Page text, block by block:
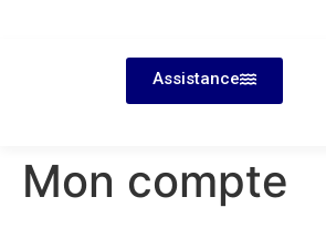
Assistance
Mon compte